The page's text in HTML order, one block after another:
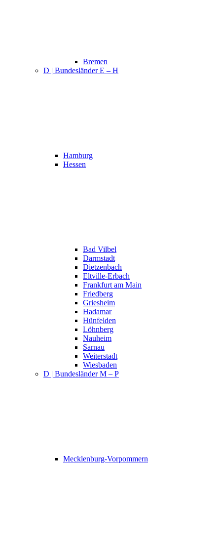
Bremen
D | Bundesländer E – H
Hamburg
Hessen
Bad Vilbel
Darmstadt
Dietzenbach
Eltville-Erbach
Frankfurt am Main
Friedberg
Griesheim
Hadamar
Hünfelden
Löhnberg
Nauheim
Sarnau
Weiterstadt
Wiesbaden
D | Bundesländer M – P
Mecklenburg-Vorpommern